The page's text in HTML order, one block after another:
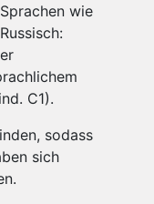
wie
C1).
sodass
sich